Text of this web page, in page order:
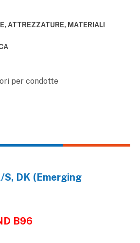
ATTREZZATURE, MATERIALI
per condotte
S, DK (Emerging
B96